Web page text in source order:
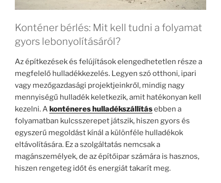
Konténer bérlés: Mit kell tudni a folyamat
gyors lebonyolításáról?
Az építkezések és felújítások elengedhetetlen része a
megfelelő hulladékkezelés. Legyen szó otthoni, ipari
vagy mezőgazdasági projektjeinkről, mindig nagy
mennyiségű hulladék keletkezik, amit hatékonyan kell
kezelni. A konténeres hulladékszállításebben a
folyamatban kulcsszerepet játszik, hiszen gyors és
egyszerű megoldást kínál a különféle hulladékok
eltávolítására. Ez a szolgáltatás nemcsak a
magánszemélyek, de az építőipar számára is hasznos,
hiszen rengeteg időt és energiát takarít meg.